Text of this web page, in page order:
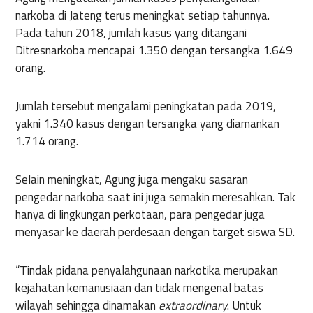
narkoba di Jateng terus meningkat setiap tahunnya.
Pada tahun 2018, jumlah kasus yang ditangani
Ditresnarkoba mencapai 1.350 dengan tersangka 1.649
orang.
Jumlah tersebut mengalami peningkatan pada 2019,
yakni 1.340 kasus dengan tersangka yang diamankan
1.714 orang.
Selain meningkat, Agung juga mengaku sasaran
pengedar narkoba saat ini juga semakin meresahkan. Tak
hanya di lingkungan perkotaan, para pengedar juga
menyasar ke daerah perdesaan dengan target siswa SD.
“Tindak pidana penyalahgunaan narkotika merupakan
kejahatan kemanusiaan dan tidak mengenal batas
wilayah sehingga dinamakan extraordinary. Untuk